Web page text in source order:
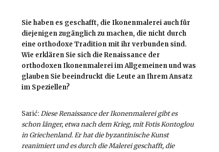
Sie haben es geschafft, die Ikonenmalerei auch für
diejenigen zugänglich zu machen, die nicht durch
eine orthodoxe Tradition mit ihr verbunden sind.
Wie erklären Sie sich die Renaissance der
orthodoxen Ikonenmalerei im Allgemeinen und was
glauben Sie beeindruckt die Leute an Ihrem Ansatz
im Speziellen?
Sarić:Diese Renaissance der Ikonenmalerei gibt es
schon länger, etwa nach dem Krieg, mit Fotis Kontoglou
in Griechenland. Er hat die byzantinische Kunst
reanimiert und es durch die Malerei geschafft, die